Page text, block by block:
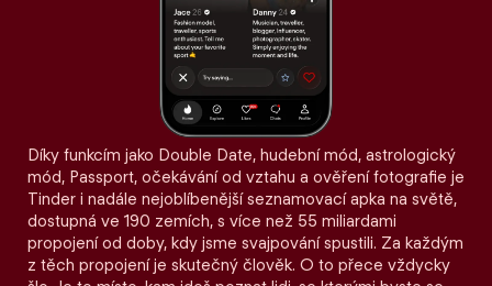
Díky funkcím jako Double Date, hudební mód, astrologický
mód, Passport, očekávání od vztahu a ověření fotografie je
Tinder i nadále nejoblíbenější seznamovací apka na světě,
dostupná ve 190 zemích, s více než 55 miliardami
propojení od doby, kdy jsme svajpování spustili. Za každým
z těch propojení je skutečný člověk. O to přece vždycky